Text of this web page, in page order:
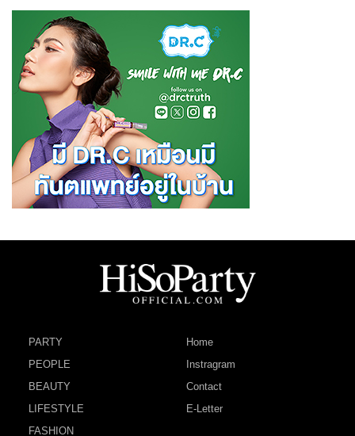
PARTY
PEOPLE
BEAUTY
LIFESTYLE
FASHION
Home
Instragram
Contact
E-Letter